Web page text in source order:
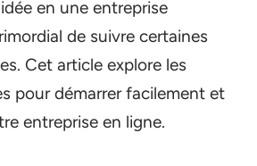
en une entreprise
de suivre certaines
Cet article explore les
pour démarrer facilement et
entreprise en ligne.